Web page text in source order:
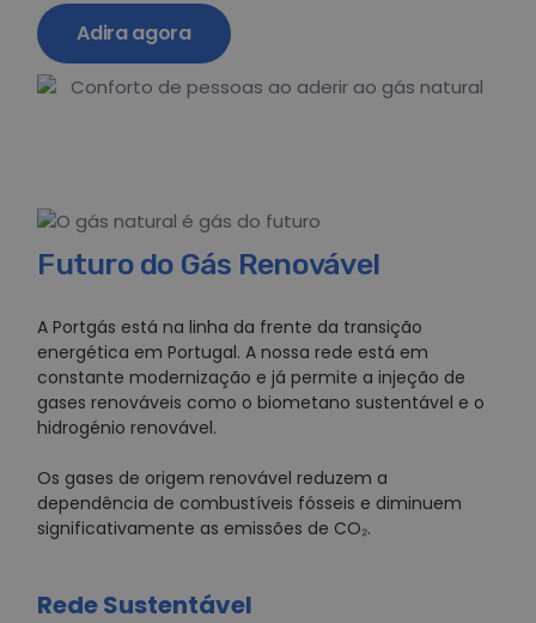
Adira agora
Futuro do Gás Renovável
A Portgás está na linha da frente da transição
energética em Portugal. A nossa rede está em
constante modernização e já permite a injeção de
gases renováveis como o biometano sustentável e o
hidrogénio renovável.
Os gases de origem renovável reduzem a
dependência de combustíveis fósseis e diminuem
significativamente as emissões de CO₂.
Rede Sustentável